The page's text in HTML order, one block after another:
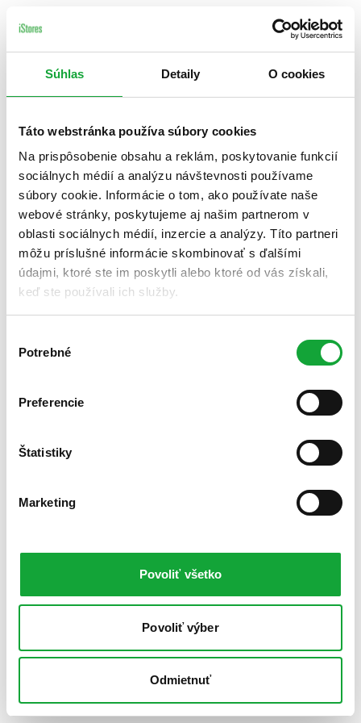
Súhlas Detaily O cookies
Táto webstránka používa súbory cookies
Na prispôsobenie obsahu a reklám, poskytovanie funkcií
sociálnych médií a analýzu návštevnosti používame
súbory cookie. Informácie o tom, ako používate naše
webové stránky, poskytujeme aj našim partnerom v
oblasti sociálnych médií, inzercie a analýzy. Títo partneri
môžu príslušné informácie skombinovať s ďalšími
údajmi, ktoré ste im poskytli alebo ktoré od vás získali,
keď ste používali ich služby.
súhlasu
Potrebné
Preferencie
Štatistiky
Marketing
Povoliť všetko
Povoliť výber
Odmietnuť